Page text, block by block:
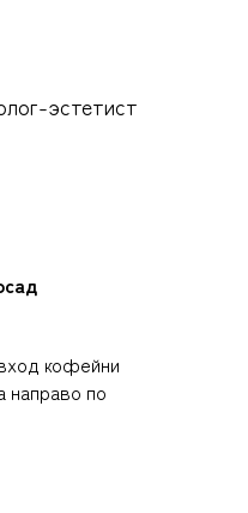
эстетист
кофейни
по